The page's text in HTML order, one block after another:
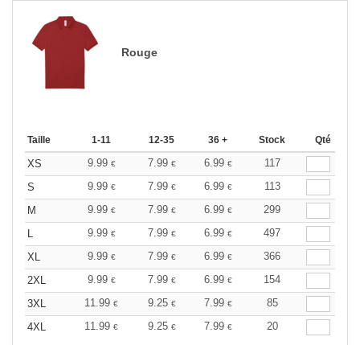
Rouge
Taille 1-11 12-35 36 + Stock Qté
XS 9.99 € 7.99 € 6.99 €
117
S
9.99 € 7.99 € 6.99 €
113
M
9.99 € 7.99 € 6.99 €
299
9.99 € 7.99 € 6.99 €
497
XL
9.99 € 7.99 € 6.99 €
366
2XL
9.99 € 7.99 € 6.99 €
154
3XL
11.99 € 9.25 € 7.99 €
85
4XL
11.99 € 9.25 € 7.99 € 20